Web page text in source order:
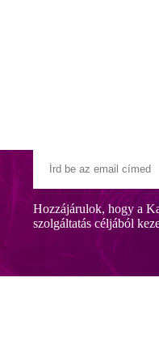
közelíthető meg). A
Hozzájárulok, hogy a
szolgáltatás céljából